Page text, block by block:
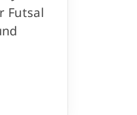
Futsal